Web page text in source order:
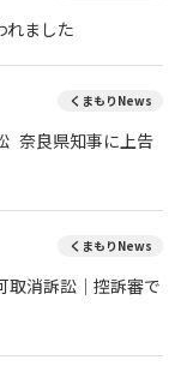
れました
くまもりNews
奈良県知事に上告
くまもりNews
取消訴訟｜控訴審で